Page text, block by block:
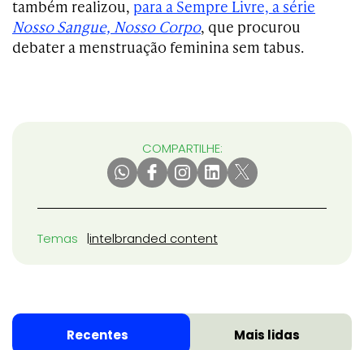
também realizou, para a Sempre Livre, a série
Nosso Sangue, Nosso Corpo, que procurou
debater a menstruação feminina sem tabus.
COMPARTILHE:
Temas intelbranded content
Recentes Mais lidas